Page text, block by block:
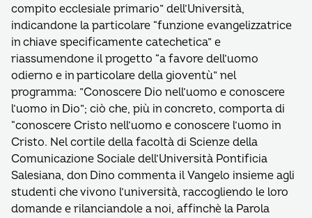
compito ecclesiale primario” dell’Università,
indicandone la particolare “funzione evangelizzatrice
in chiave specificamente catechetica” e
riassumendone il progetto “a favore dell’uomo
odierno e in particolare della gioventù” nel
programma: ”Conoscere Dio nell’uomo e conoscere
l’uomo in Dio”; ciò che, più in concreto, comporta di
“conoscere Cristo nell’uomo e conoscere l’uomo in
Cristo. Nel cortile della facoltà di Scienze della
Comunicazione Sociale dell’Università Pontificia
Salesiana, don Dino commenta il Vangelo insieme agli
studenti che vivono l’università, raccogliendo le loro
domande e rilanciandole a noi, affinchè la Parola